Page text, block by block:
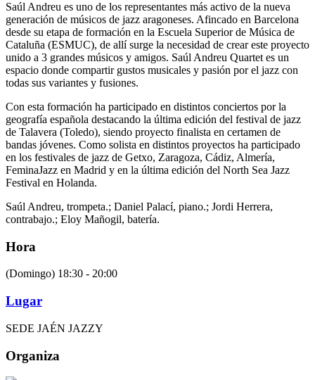
Saúl Andreu es uno de los representantes más activo de la nueva
generación de músicos de jazz aragoneses. Afincado en Barcelona
desde su etapa de formación en la Escuela Superior de Música de
Cataluña (ESMUC), de allí surge la necesidad de crear este proyecto
unido a 3 grandes músicos y amigos. Saúl Andreu Quartet es un
espacio donde compartir gustos musicales y pasión por el jazz con
todas sus variantes y fusiones.
Con esta formación ha participado en distintos conciertos por la
geografía española destacando la última edición del festival de jazz
de Talavera (Toledo), siendo proyecto finalista en certamen de
bandas jóvenes. Como solista en distintos proyectos ha participado
en los festivales de jazz de Getxo, Zaragoza, Cádiz, Almería,
FeminaJazz en Madrid y en la última edición del North Sea Jazz
Festival en Holanda.
Saúl Andreu, trompeta.; Daniel Palací, piano.; Jordi Herrera,
contrabajo.; Eloy Mañogil, batería.
Hora
(Domingo) 18:30 - 20:00
Lugar
SEDE JAÉN JAZZY
Organiza